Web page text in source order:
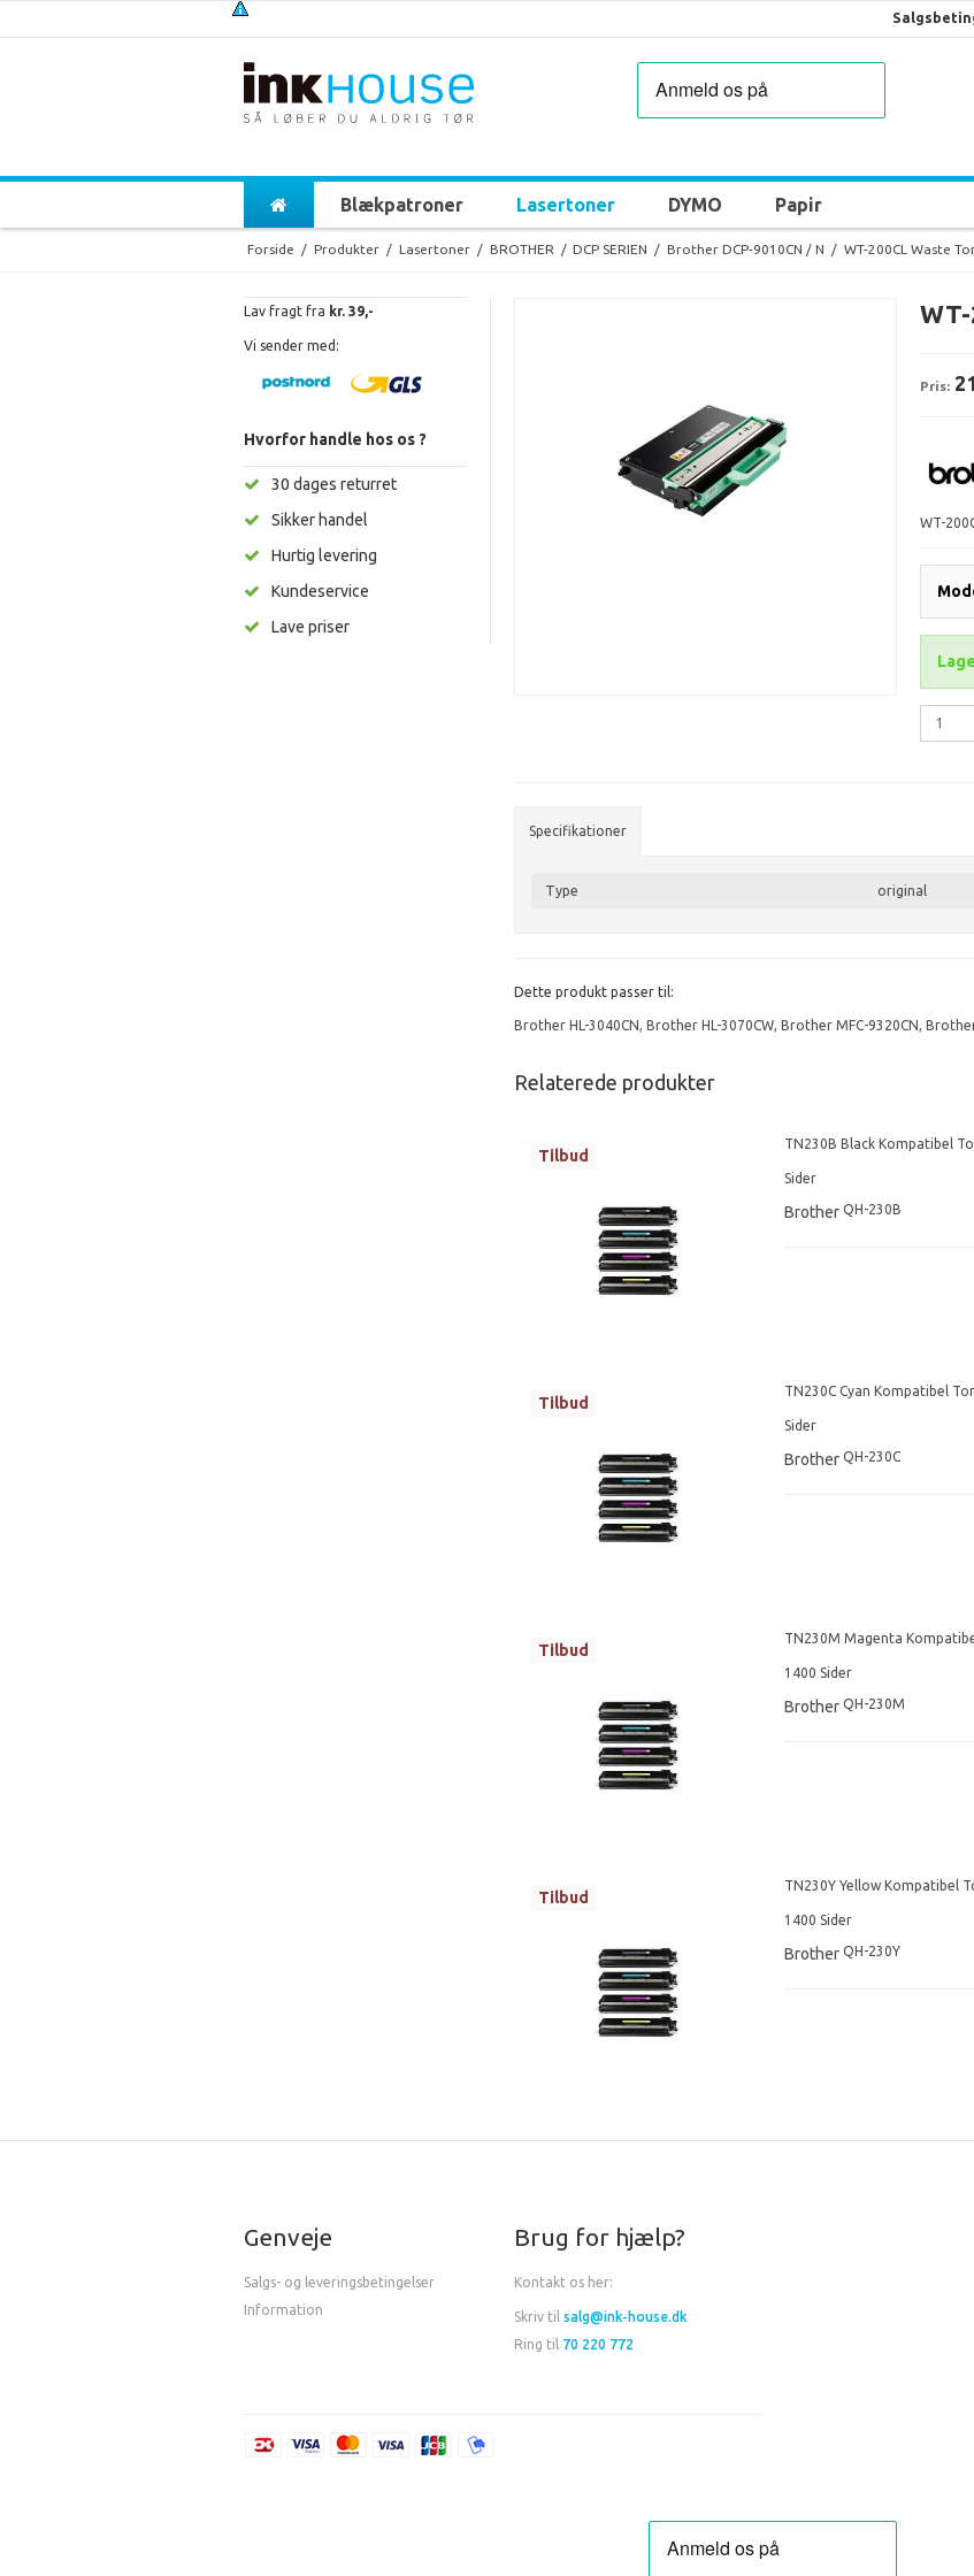
Blækpatroner Lasertoner DYMO Papir
Forside / Produkter / Lasertoner / BROTHER / DCP SERIEN / Brother DCP-9010CN / N / WT-200CL Waste
Pris:
WT-
Specifikationer
Type original
Dette produkt passer til:
Brother HL-3040CN, Brother HL-3070CW, Brother MFC-9320CN,
Relaterede produkter
Tilbud
TN230B Black Kompatibel
Sider
Brother QH-230B
Tilbud
TN230C Cyan Kompatibel
Sider
Brother QH-230C
Tilbud
TN230M Magenta
1400 Sider
Brother QH-230M
Tilbud
TN230Y Yellow Kompatibel
1400 Sider
Brother QH-230Y
Lav fragt fra kr. 39,-
Vi sender med:
Hvorfor handle hos os ?
30 dages returret
Sikker handel
Hurtig levering
Kundeservice
Lave priser
Genveje
Salgs- og leveringsbetingelser
Information
Brug for hjælp?
Kontakt os her:
Skriv til salg@ink-house.dk
Ring til 70 220 772